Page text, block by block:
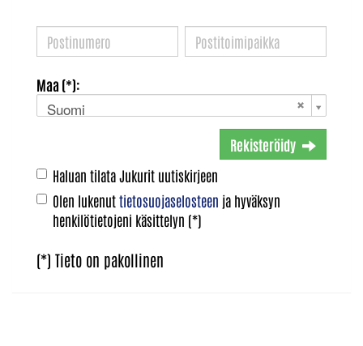
Maa (*):
Suomi
Rekisteröidy
Haluan tilata Jukurit uutiskirjeen
Olen lukenuttietosuojaselosteen ja hyväksyn
henkilötietojeni käsittelyn (*)
(*) Tieto on pakollinen